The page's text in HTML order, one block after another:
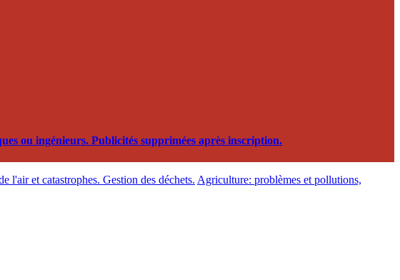
ou ingénieurs. Publicités supprimées après inscription.
et catastrophes. Gestion des déchets. Agriculture: problèmes et pollutions,